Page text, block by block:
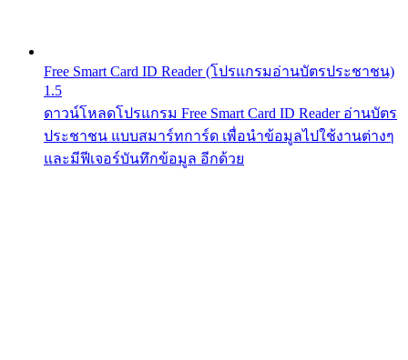
Free Smart Card ID Reader (โปรแกรมอ่านบัตรประชาชน)
1.5
ดาวน์โหลดโปรแกรม Free Smart Card ID Reader อ่านบัตร
ประชาชน แบบสมาร์ทการ์ด เพื่อนำข้อมูลไปใช้งานต่างๆ
และมีฟีเจอร์บันทึกข้อมูล อีกด้วย